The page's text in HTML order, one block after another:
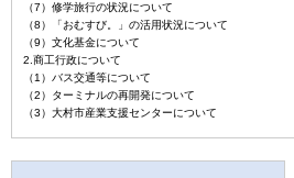
（7）修学旅行の状況について
（8）「おむすび。」の活用状況について
（9）文化基金について
2.商工行政について
（1）バス交通等について
（2）ターミナルの再開発について
（3）大村市産業支援センターについて